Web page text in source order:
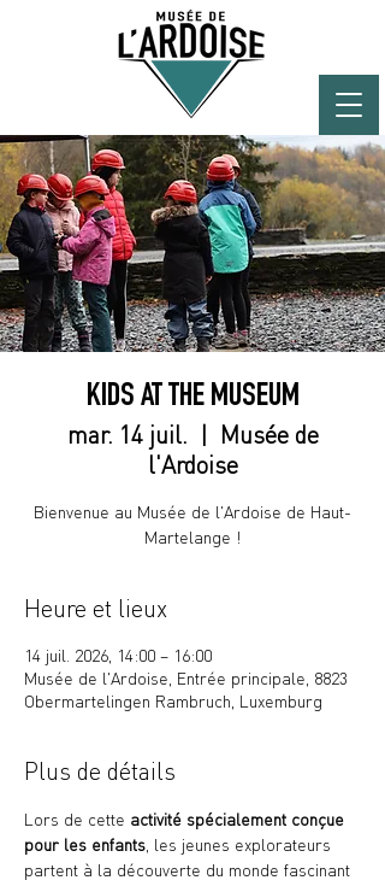
KIDS AT THE MUSEUM
mar. 14 juil.
  |
Musée de
l'Ardoise
Bienvenue au Musée de l'Ardoise de Haut-
Martelange !
Heure et lieux
14 juil. 2026, 14:00 – 16:00
Musée de l'Ardoise, Entrée principale, 8823
Obermartelingen Rambruch, Luxemburg
Plus de détails
Lors de cette activité spécialement conçue
pour les enfants , les jeunes explorateurs
partent à la découverte du monde fascinant